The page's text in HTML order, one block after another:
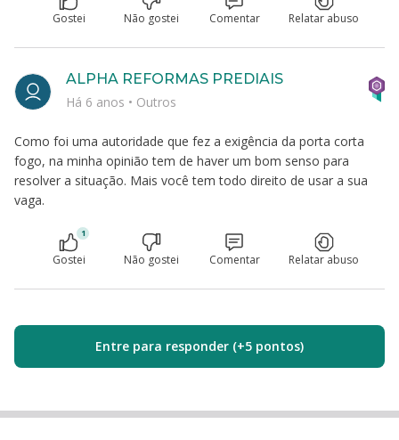
Gostei Não gostei Comentar Relatar abuso
Como foi uma autoridade que fez a exigência da porta corta
fogo, na minha opinião tem de haver um bom senso para
resolver a situação. Mais você tem todo direito de usar a sua
vaga.
ALPHA REFORMAS PREDIAIS
Há 6 anos • Outros
1
Gostei Não gostei Comentar Relatar abuso
Entre para responder (+5 pontos)